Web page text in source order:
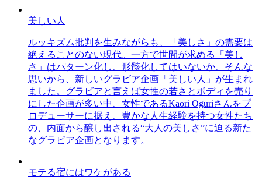
美しい人
ルッキズム批判を生みながらも、「美しさ」の需要は
絶えることのない現代。一方で世間が求める「美し
さ」はパターン化し、形骸化してはいないか、そんな
思いから、新しいグラビア企画「美しい人」が生まれ
ました。グラビアと言えば女性の若さとボディを売り
にした企画が多い中、女性であるKaori Oguriさんをプ
ロデューサーに据え、豊かな人生経験を持つ女性たち
の、内面から醸し出される“大人の美しさ”に迫る新た
なグラビア企画となります。
モテる宿にはワケがある